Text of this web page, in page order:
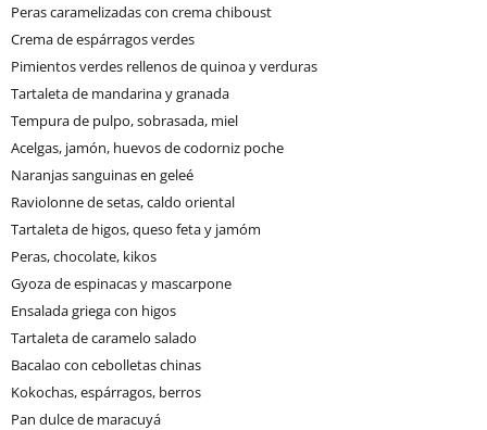
Peras caramelizadas con crema chiboust
Crema de espárragos verdes
Pimientos verdes rellenos de quinoa y verduras
Tartaleta de mandarina y granada
Tempura de pulpo, sobrasada, miel
Acelgas, jamón, huevos de codorniz poche
Naranjas sanguinas en geleé
Raviolonne de setas, caldo oriental
Tartaleta de higos, queso feta y jamóm
Peras, chocolate, kikos
Gyoza de espinacas y mascarpone
Ensalada griega con higos
Tartaleta de caramelo salado
Bacalao con cebolletas chinas
Kokochas, espárragos, berros
Pan dulce de maracuyá